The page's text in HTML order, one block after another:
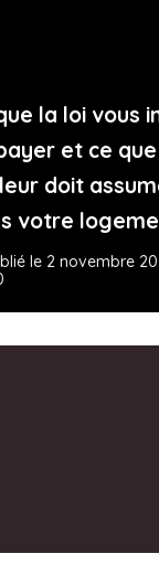
la loi vous
et ce
doit
votre
le 2 novembre